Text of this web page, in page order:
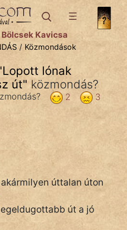
témák:
Bölcsek Kavicsa
/ Közmondások
Lopott lónak
út"közmondás?
3
2
úttalan úton
út a jó